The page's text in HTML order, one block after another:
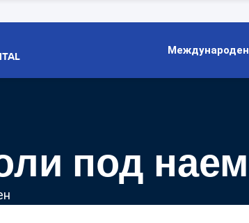
Международен
под наем